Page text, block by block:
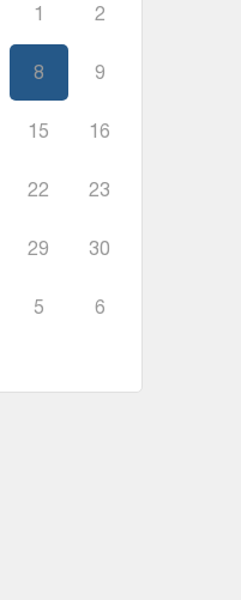
1 2
8 9
15 16
22 23
29 30
5 6